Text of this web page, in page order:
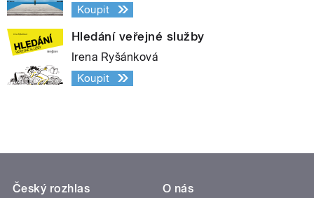
Koupit
Hledání veřejné služby
Irena Ryšánková
Koupit
Český rozhlas
O nás